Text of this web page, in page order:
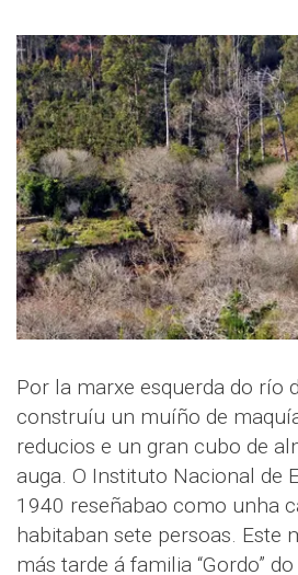
Por la marxe esquerda do río
construíu un muíño de
reducios e un gran cubo de
auga. O Instituto Nacional de
1940 reseñabao como unha
habitaban sete persoas. Este
más tarde á familia “Gordo”